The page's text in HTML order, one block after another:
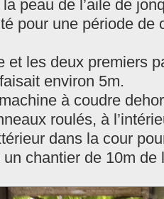
peau de l’aile de
pour une période de
et les deux premiers
environ 5m.
à coudre
roulés, à
dans la cour
chantier de 10m